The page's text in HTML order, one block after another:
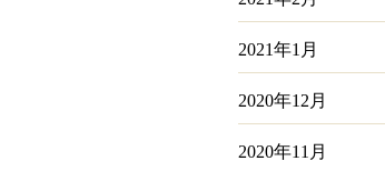
2021年1月
2020年12月
2020年11月